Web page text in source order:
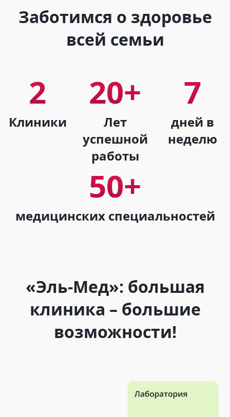
Заботимся о здоровье
всей семьи
2
Клиники
20+
Лет
успешной
работы
7
дней в
неделю
50+
медицинских специальностей
«Эль-Мед»: большая
клиника – большие
возможности!